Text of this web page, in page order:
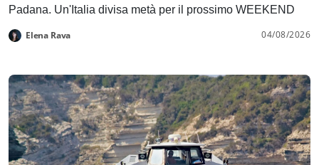
Padana. Un'Italia divisa metà per il prossimo WEEKEND
Elena Rava 04/08/2026